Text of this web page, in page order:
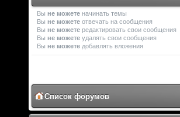
Вы не можете начинать темы
Вы не можете отвечать на сообщения
Вы не можете редактировать свои сообщения
Вы не можете удалять свои сообщения
Вы не можете добавлять вложения
Список форумов